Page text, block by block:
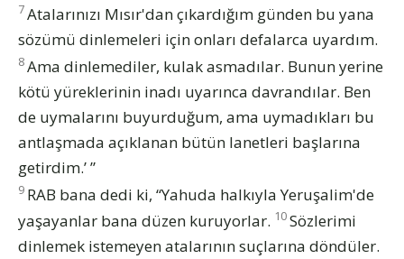
7Atalarınızı Mısır'dan çıkardığım günden bu yana
sözümü dinlemeleri için onları defalarca uyardım.
8Ama dinlemediler, kulak asmadılar. Bunun yerine
kötü yüreklerinin inadı uyarınca davrandılar. Ben
de uymalarını buyurduğum, ama uymadıkları bu
antlaşmada açıklanan bütün lanetleri başlarına
getirdim.’ ”
9 RAB bana dedi ki, “Yahuda halkıyla Yeruşalim'de
yaşayanlar bana düzen kuruyorlar. 10Sözlerimi
dinlemek istemeyen atalarının suçlarına döndüler.